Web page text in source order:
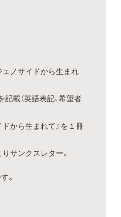
ノサイドから生まれ
載（英語表記、希望者
から生まれて』を１冊
サンクスレター。
。